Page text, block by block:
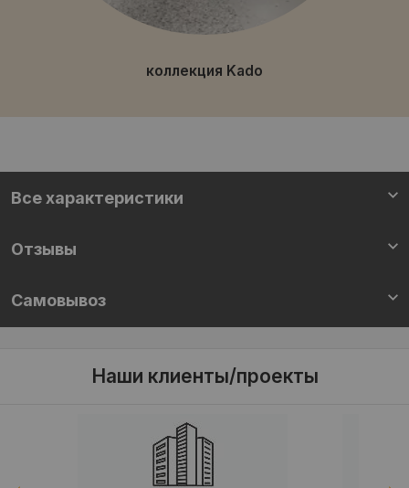
коллекция Kado
Все характеристики
Отзывы
Самовывоз
Наши клиенты/проекты